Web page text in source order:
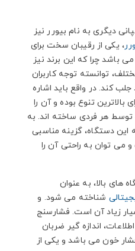
دیگری به نام بیورر نیز
، یکی از رقیبان سخت برای
باشد چرا که این برند نیز
توانسته توجه کاربران
کند. در واقع باید اشاره
بالاترین تنوع بوده و آن را
توسط هر فردی ساخته اند. به
دستگاه، گزینه مناسبی
و می توان به راحتی آن را
های بالا، به عنوان
شناخته می شود. و
زیاد آن است. فشارسنج
اندازه گیر ضربان
خون می باشد و یکی از